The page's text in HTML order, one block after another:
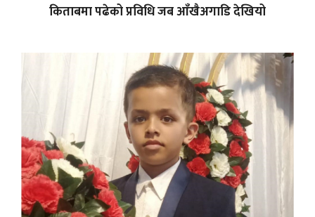
किताबमा पढेको प्रविधि जब आँखैअगाडि देखियो